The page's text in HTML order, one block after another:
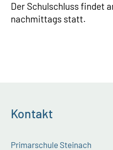
Der Schulschluss findet
nachmittags statt.
Kontakt
Primarschule Steinach